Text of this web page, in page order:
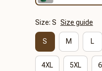
Size: S Size guide
S M L
4XL 5XL